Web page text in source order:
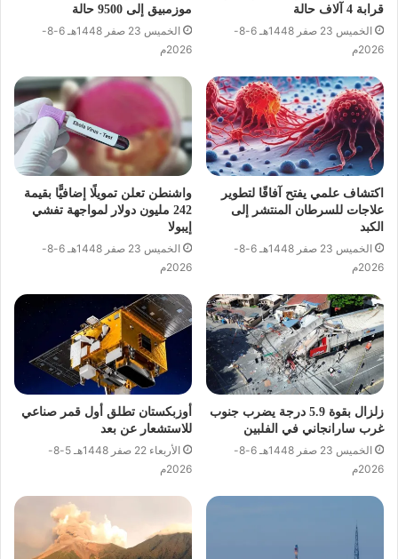
قرابة 4 آلاف حالة
الخميس 23 صفر 1448هـ 6-8-
2026م
موزمبيق إلى 9500 حالة
الخميس 23 صفر 1448هـ 6-8-
2026م
اكتشاف علمي يفتح آفاقًا لتطوير
علاجات للسرطان المنتشر إلى
الكبد
الخميس 23 صفر 1448هـ 6-8-
2026م
واشنطن تعلن تمويلًا إضافيًّا بقيمة
242 مليون دولار لمواجهة تفشي
إيبولا
الخميس 23 صفر 1448هـ 6-8-
2026م
زلزال بقوة 5.9 درجة يضرب جنوب
غرب سارانجاني في الفلبين
الخميس 23 صفر 1448هـ 6-8-
2026م
أوزبكستان تطلق أول قمر صناعي
للاستشعار عن بعد
الأربعاء 22 صفر 1448هـ 5-8-
2026م